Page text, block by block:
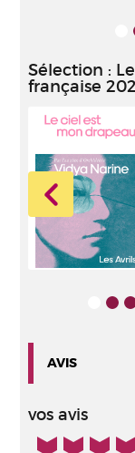
Sélection :
française
AVIS
vos avis
5/5